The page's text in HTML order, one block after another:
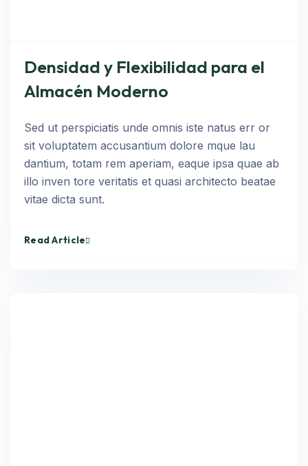
Densidad y Flexibilidad para el
Almacén Moderno
Sed ut perspiciatis unde omnis iste natus err or
sit voluptatem accusantium dolore mque lau
dantium, totam rem aperiam, eaque ipsa quae ab
illo inven tore veritatis et quasi architecto beatae
vitae dicta sunt.
Read Article